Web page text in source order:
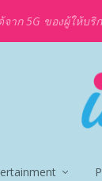
าก 5G ของผู้ให้บริ